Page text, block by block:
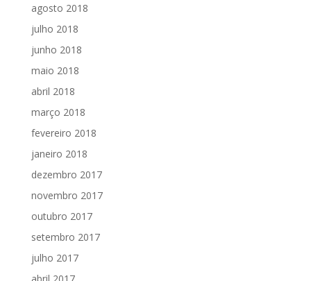
agosto 2018
julho 2018
junho 2018
maio 2018
abril 2018
março 2018
fevereiro 2018
janeiro 2018
dezembro 2017
novembro 2017
outubro 2017
setembro 2017
julho 2017